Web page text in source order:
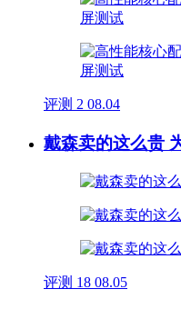
评测 2 08.04
戴森卖的这么贵
评测 18 08.05